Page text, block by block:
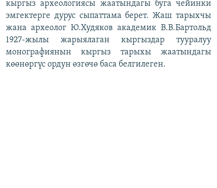
кыргыз археологиясы жаатындагы буга чейинки
эмгектерге дурус сыпаттама берет. Жаш тарыхчы
жана археолог Ю.Худяков академик В.В.Бартольд
1927-жылы жарыялаган кыргыздар тууралуу
монографиянын кыргыз тарыхы жаатындагы
көөнөргүс ордун өзгөчө баса белгилеген.